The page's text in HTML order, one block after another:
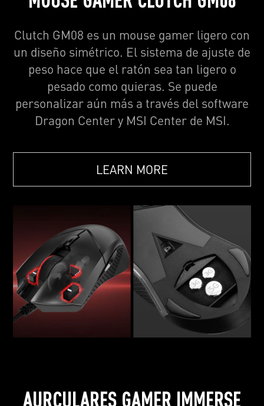
Clutch GM08 es un mouse gamer ligero con
un diseño simétrico. El sistema de ajuste de
peso hace que el ratón sea tan ligero o
pesado como quieras. Se puede
personalizar aún más a través del software
Dragon Center y MSI Center de MSI.
LEARN MORE
AURCULARES GAMER IMMERSE